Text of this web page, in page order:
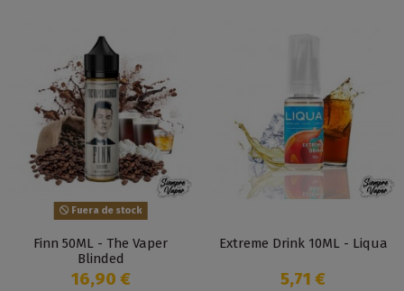
Fuera de stock
Finn 50ML - The Vaper
Blinded
16,90 €
Extreme Drink 10ML - Liqua
5,71 €